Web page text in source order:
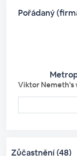
Pořádaný
Viktor Nemeth's
Zůčastnění (48)